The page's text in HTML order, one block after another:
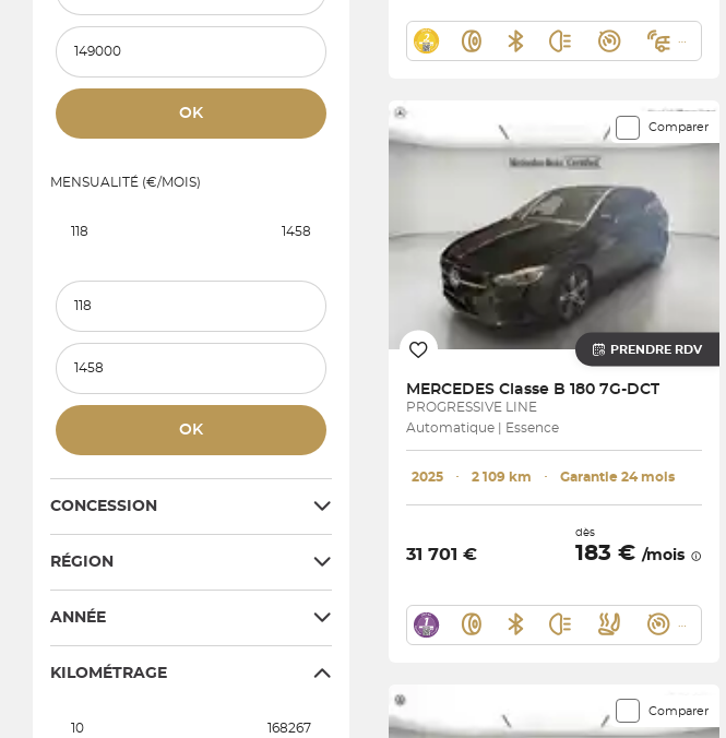
Prix et mensualité maximum
OK
MENSUALITÉ (€/MOIS)
118 1458
Prix et mensualité minimum
Prix et mensualité maximum
OK
CONCESSION
RÉGION
ANNÉE
KILOMÉTRAGE
10 168267
Comparer
PRENDRE RDV
MERCEDES Classe B 180 7G-DCT
PROGRESSIVE LINE
Automatique | Essence
2025 ･ 2 109 km ･ Garantie 24 mois
31 701 €
dès
183 € /mois
Comparer